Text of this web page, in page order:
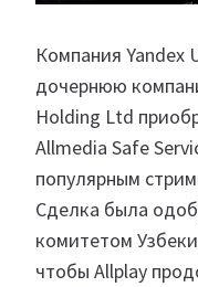
Компания Yandex
дочернюю
Holding Ltd
Allmedia Safe
популярным
Сделка была
комитетом
чтобы Allplay